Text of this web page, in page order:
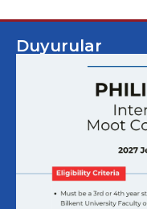
Duyurular